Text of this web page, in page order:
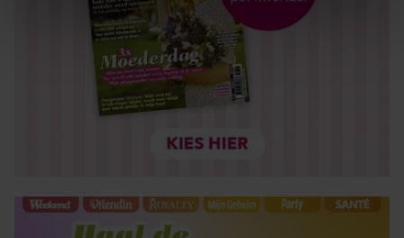
We gebruiken cookies om content en advertenties te
personaliseren, om functies voor social media te bieden
en om ons websiteverkeer te analyseren. Ook delen we
informatie over uw gebruik van onze site met onze
partners voor social media, adverteren en analyse. Deze
partners kunnen deze gegevens combineren met andere
gaat akkoord met onze cookies als u onze website blijft
gebruiken.